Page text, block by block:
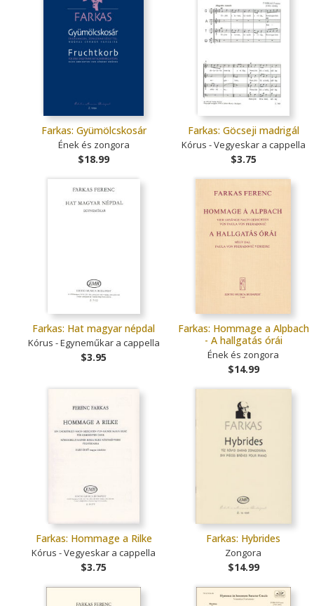
Farkas: Gyümölcskosár
Ének és zongora
$18.99
Farkas: Göcseji madrigál
Kórus - Vegyeskar a cappella
$3.75
Farkas: Hat magyar népdal
Kórus - Egyneműkar a cappella
$3.95
Farkas: Hommage a Alpbach
- A hallgatás órái
Ének és zongora
$14.99
Farkas: Hommage a Rilke
Kórus - Vegyeskar a cappella
$3.75
Farkas: Hybrides
Zongora
$14.99